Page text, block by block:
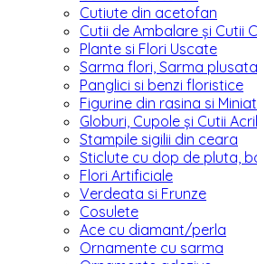
Cutiute din acetofan
Cutii de Ambalare și Cutii
Plante si Flori Uscate
Sarma flori, Sarma plusata
Panglici si benzi floristice
Figurine din rasina si
Globuri, Cupole și Cutii
Stampile sigilii din ceara
Sticlute cu dop de pluta,
Flori Artificiale
Verdeata si Frunze
Cosulete
Ace cu diamant/perla
Ornamente cu sarma